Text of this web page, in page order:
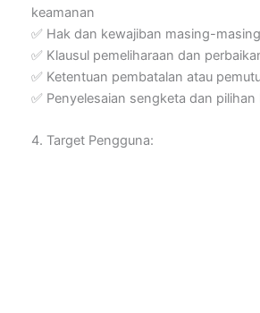
keamanan
✅ Hak dan kewajiban masing-
✅ Klausul pemeliharaan dan
✅ Ketentuan pembatalan atau
✅ Penyelesaian sengketa dan pilihan
4. Target Pengguna: